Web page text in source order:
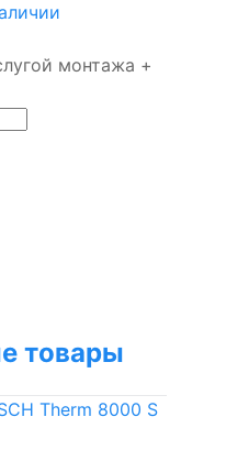
монтажа +
товары